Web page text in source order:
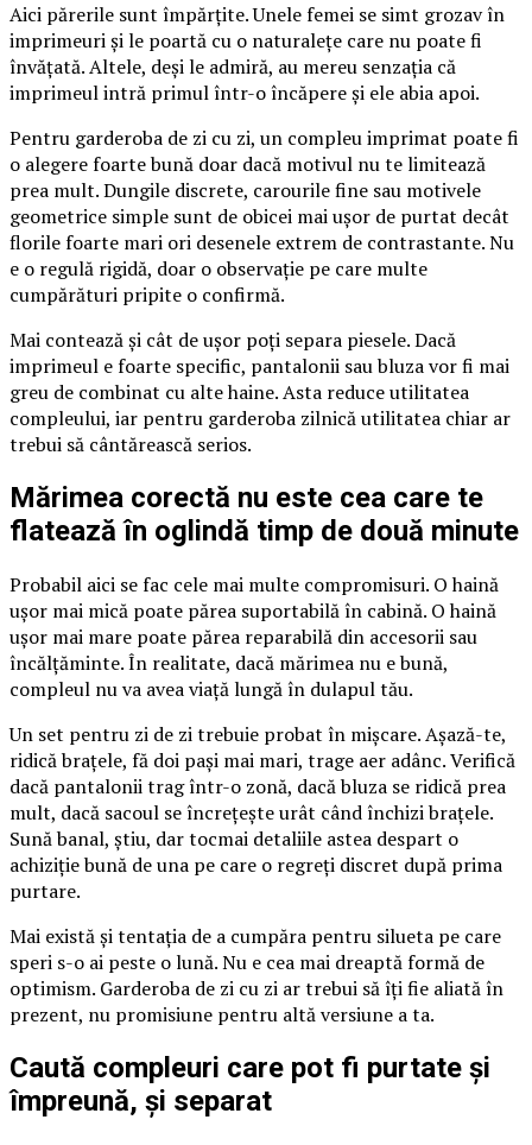
Aici părerile sunt împărțite. Unele femei se simt grozav în
imprimeuri și le poartă cu o naturalețe care nu poate fi
învățată. Altele, deși le admiră, au mereu senzația că
imprimeul intră primul într-o încăpere și ele abia apoi.
Pentru garderoba de zi cu zi, un compleu imprimat poate fi
o alegere foarte bună doar dacă motivul nu te limitează
prea mult. Dungile discrete, carourile fine sau motivele
geometrice simple sunt de obicei mai ușor de purtat decât
florile foarte mari ori desenele extrem de contrastante. Nu
e o regulă rigidă, doar o observație pe care multe
cumpărături pripite o confirmă.
Mai contează și cât de ușor poți separa piesele. Dacă
imprimeul e foarte specific, pantalonii sau bluza vor fi mai
greu de combinat cu alte haine. Asta reduce utilitatea
compleului, iar pentru garderoba zilnică utilitatea chiar ar
trebui să cântărească serios.
Mărimea corectă nu este cea care te
flatează în oglindă timp de două minute
Probabil aici se fac cele mai multe compromisuri. O haină
ușor mai mică poate părea suportabilă în cabină. O haină
ușor mai mare poate părea reparabilă din accesorii sau
încălțăminte. În realitate, dacă mărimea nu e bună,
compleul nu va avea viață lungă în dulapul tău.
Un set pentru zi de zi trebuie probat în mișcare. Așază-te,
ridică brațele, fă doi pași mai mari, trage aer adânc. Verifică
dacă pantalonii trag într-o zonă, dacă bluza se ridică prea
mult, dacă sacoul se încrețește urât când închizi brațele.
Sună banal, știu, dar tocmai detaliile astea despart o
achiziție bună de una pe care o regreți discret după prima
purtare.
Mai există și tentația de a cumpăra pentru silueta pe care
speri s-o ai peste o lună. Nu e cea mai dreaptă formă de
optimism. Garderoba de zi cu zi ar trebui să îți fie aliată în
prezent, nu promisiune pentru altă versiune a ta.
Caută compleuri care pot fi purtate și
împreună, și separat